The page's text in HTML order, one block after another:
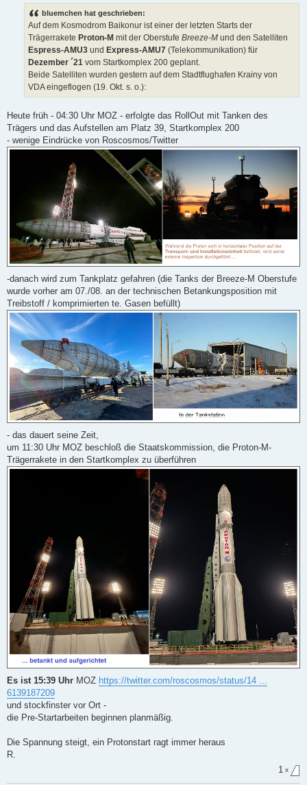
r
a
g
bluemchen hat geschrieben:
Auf dem Kosmodrom Baikonur ist einer der letzten Starts der
Trägerrakete Proton-M mit der Oberstufe Breeze-M und den Satelliten
Espress-AMU3 und Express-AMU7 (Telekommunikation) für
Dezember ´21 vom Startkomplex 200 geplant.
Beide Satelliten wurden gestern auf dem Stadtflughafen Krainy von
VDA eingeflogen (19. Okt. s. o.):
Heute früh - 04:30 Uhr MOZ - erfolgte das RollOut mit Tanken des
Trägers und das Aufstellen am Platz 39, Startkomplex 200
- wenige Eindrücke von Roscosmos/Twitter
-danach wird zum Tankplatz gefahren (die Tanks der Breeze-M Oberstufe
wurde vorher am 07./08. an der technischen Betankungsposition mit
Treibstoff / komprimierten te. Gasen befüllt)
- das dauert seine Zeit,
um 11:30 Uhr MOZ beschloß die Staatskommission, die Proton-M-
Trägerrakete in den Startkomplex zu überführen
Es ist 15:39 Uhr MOZ https://twitter.com/roscosmos/status/14 ...
6139187209
und stockfinster vor Ort -
die Pre-Startarbeiten beginnen planmäßig.
Die Spannung steigt, ein Protonstart ragt immer heraus
R.
1 x